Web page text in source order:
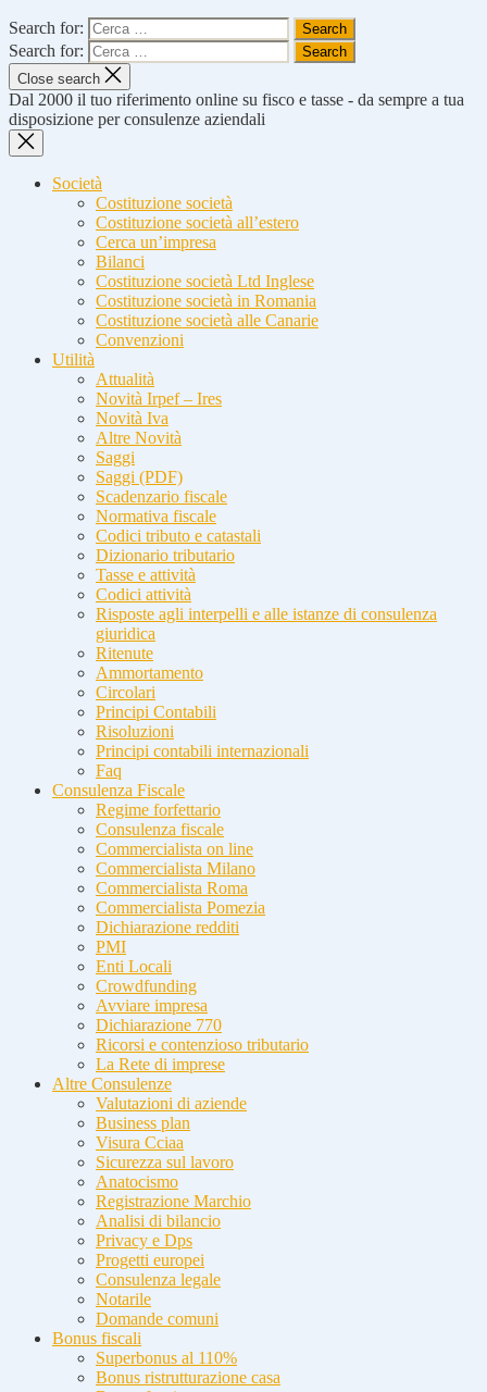
Search for:
Search for:
Close search
Dal 2000 il tuo riferimento online su fisco e tasse - da sempre a tua
disposizione per consulenze aziendali
Società
Costituzione società
Costituzione società all’estero
Cerca un’impresa
Bilanci
Costituzione società Ltd Inglese
Costituzione società in Romania
Costituzione società alle Canarie
Convenzioni
Utilità
Attualità
Novità Irpef – Ires
Novità Iva
Altre Novità
Saggi
Saggi (PDF)
Scadenzario fiscale
Normativa fiscale
Codici tributo e catastali
Dizionario tributario
Tasse e attività
Codici attività
Risposte agli interpelli e alle istanze di consulenza
giuridica
Ritenute
Ammortamento
Circolari
Principi Contabili
Risoluzioni
Principi contabili internazionali
Faq
Consulenza Fiscale
Regime forfettario
Consulenza fiscale
Commercialista on line
Commercialista Milano
Commercialista Roma
Commercialista Pomezia
Dichiarazione redditi
PMI
Enti Locali
Crowdfunding
Avviare impresa
Dichiarazione 770
Ricorsi e contenzioso tributario
La Rete di imprese
Altre Consulenze
Valutazioni di aziende
Business plan
Visura Cciaa
Sicurezza sul lavoro
Anatocismo
Registrazione Marchio
Analisi di bilancio
Privacy e Dps
Progetti europei
Consulenza legale
Notarile
Domande comuni
Bonus fiscali
Superbonus al 110%
Bonus ristrutturazione casa